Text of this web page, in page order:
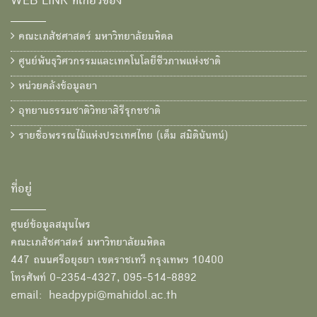
คณะเภสัชศาสตร์ มหาวิทยาลัยมหิดล
ศูนย์พันธุวิศวกรรมและเทคโนโลยีชีวภาพแห่งชาติ
หน่วยคลังข้อมูลยา
อุทยานธรรมชาติวิทยาสิรีรุกขชาติ
รายชื่อพรรณไม้แห่งประเทศไทย (เต็ม สมิตินันทน์)
ที่อยู่
ศูนย์ข้อมูลสมุนไพร
คณะเภสัชศาสตร์ มหาวิทยาลัยมหิดล
447 ถนนศรีอยุธยา เขตราชเทวี กรุงเทพฯ 10400
โทรศัพท์ 0-2354-4327, 095-514-8892
email: headpypi@mahidol.ac.th